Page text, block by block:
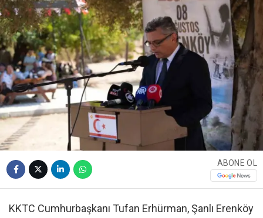
ABONE OL
KKTC Cumhurbaşkanı Tufan Erhürman, Şanlı Erenköy